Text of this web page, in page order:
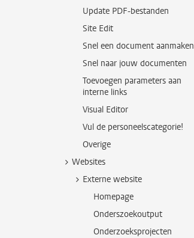
Update PDF-bestanden
Site Edit
Snel een document aanmaken
Snel naar jouw documenten
Toevoegen parameters aan
interne links
Visual Editor
Vul de personeelscategorie!
Overige
Websites
Externe website
Homepage
Onderszoekoutput
Onderzoeksprojecten